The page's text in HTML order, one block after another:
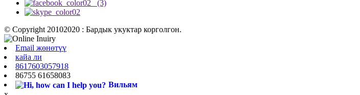
© Copyright 20102020 : Бардык укуктар корголгон.
Email жөнөтүү
кайа ли
8617603057918
86755 61658083
Вильям